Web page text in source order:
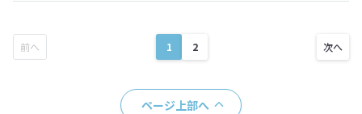
1 2
ページ上部へ